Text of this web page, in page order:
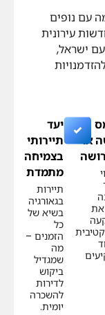
עם נופים
עירונית
ישראל,
או
את
יעד
תיירותי
בצמיחה
מתמדת
תיירות
בגאורגיה
בשיא של
כל
הזמנים –
מה
שמגדיל
ביקוש
לדירות
להשכרה
יומית.